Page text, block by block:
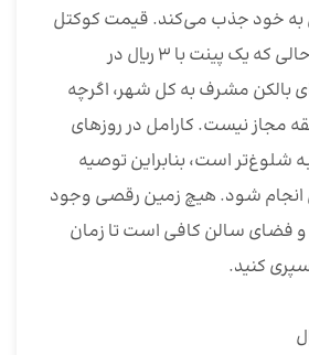
خود جذب می‌کند. قیمت کوکتل
ها 4 ریال است، در حالی که یک پینت با 3 ریال در
مشرف به کل شهر، اگرچه
مجاز نیست. کارامل در روزهای
است، بنابراین توصیه
انجام شود. هیچ زمین رقصی وجود
و فضای سالن کافی است تا زمان
کنید.